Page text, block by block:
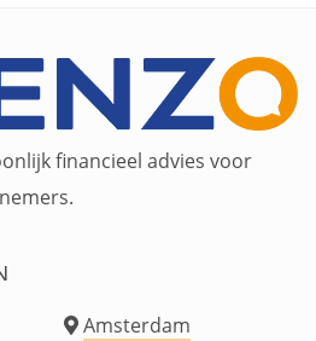
financieel advies voor
Amsterdam